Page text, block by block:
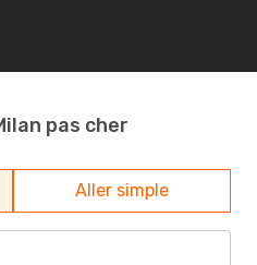
pas cher
Aller simple